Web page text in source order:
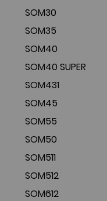
SOM30
SOM35
SOM40
SOM40 SUPER
SOM431
SOM45
SOM55
SOM50
SOM511
SOM512
SOM612